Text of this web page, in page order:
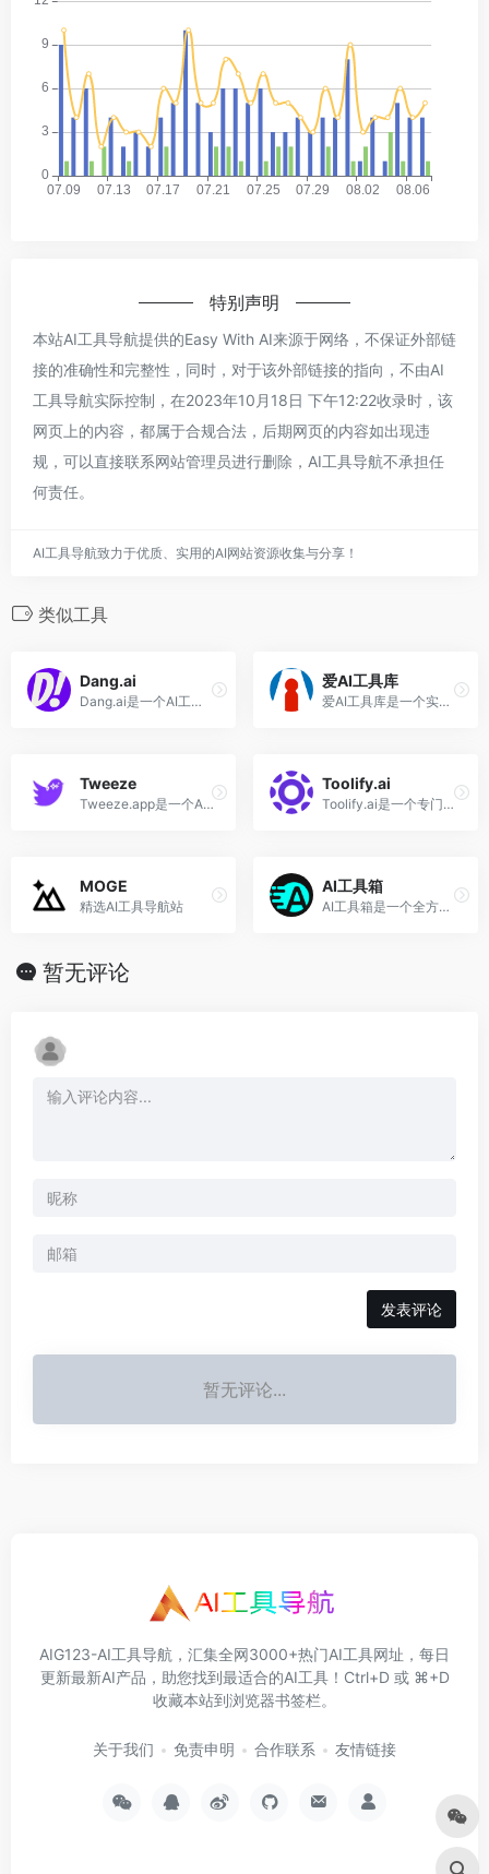
特别声明
本站AI工具导航提供的Easy With AI来源于网络，不保证外部链
接的准确性和完整性，同时，对于该外部链接的指向，不由AI
工具导航实际控制，在2023年10月18日 下午12:22收录时，该
网页上的内容，都属于合规合法，后期网页的内容如出现违
规，可以直接联系网站管理员进行删除，AI工具导航不承担任
何责任。
AI工具导航致力于优质、实用的AI网站资源收集与分享！
类似工具
Dang.ai
Dang.ai是一个AI工具目录集，已收集超过5000+ AI工具
爱AI工具库
爱AI工具库是一个实用的AI工具导航网站
Tweeze
Tweeze.app是一个AI驱动的个性化新闻简报服务，定位为个人互联网AI阅读助手
Toolify.ai
Toolify.ai是一个专门收集、评测AI工具和服务的网址导航站
MOGE
精选AI工具导航站
AI工具箱
AI工具箱是一个全方位AI资源聚合平台
暂无评论
发表评论
暂无评论...
AIG123-AI工具导航，汇集全网3000+热门AI工具网址，每日
更新最新AI产品，助您找到最适合的AI工具！Ctrl+D 或 ⌘+D
收藏本站到浏览器书签栏。
关于我们 免责申明 合作联系 友情链接